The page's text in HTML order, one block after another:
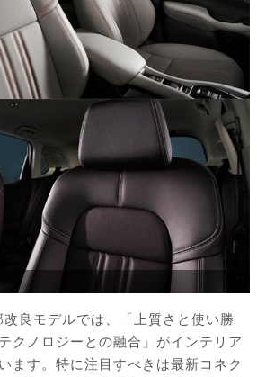
良モデルでは、「上質さと使い勝
クノロジーとの融合」がインテリア
ます。特に注目すべきは最新コネク